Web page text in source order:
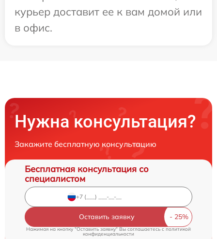
курьер доставит ее к вам домой или
в офис.
Нужна консультация?
Закажите бесплатную консультацию
Бесплатная консультация со
специалистом
Оставить заявку
Нажимая на кнопку "Оставить заявку" Вы соглашаетесь cполитикой
конфиденциальности